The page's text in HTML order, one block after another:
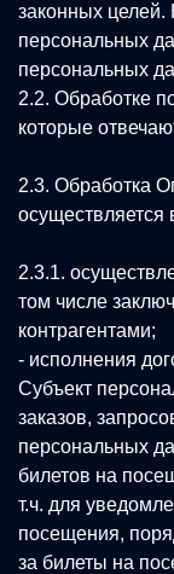
законных целей.
персональных
персональных
2.2. Обработке
которые
2.3. Обработка
осуществляется
2.3.1.
том числе
контрагентами;
- исполнения
Субъект
заказов,
персональных
билетов на
т.ч. для
посещения,
за билеты на